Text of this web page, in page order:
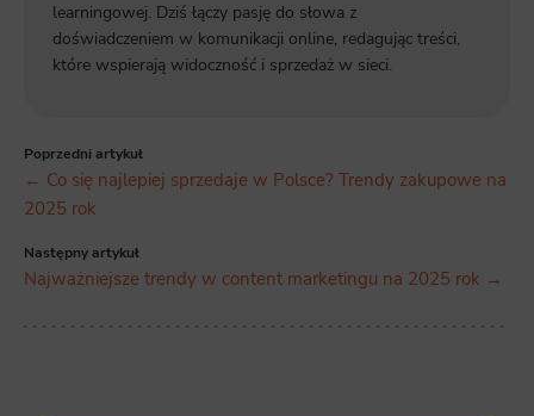
learningowej. Dziś łączy pasję do słowa z
doświadczeniem w komunikacji online, redagując treści,
które wspierają widoczność i sprzedaż w sieci.
Poprzedni artykuł
← Co się najlepiej sprzedaje w Polsce? Trendy zakupowe na
2025 rok
Następny artykuł
Najważniejsze trendy w content marketingu na 2025 rok →